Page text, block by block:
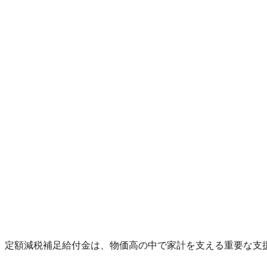
定額減税補足給付金は、物価高の中で家計を支える重要な支